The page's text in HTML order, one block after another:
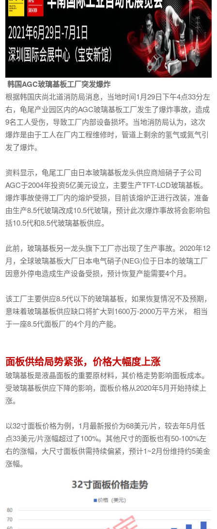
韩国AGC玻璃基板工厂突发爆炸
根据韩国庆尚北道消防局消息，当地时间1月29日下午4点33分左
右，龟尾产业园区内的AGC玻璃基板工厂发生了爆炸事故，造成
9名工人受伤，导致工厂内部设备损坏。当地消防局认为，这次
爆炸是由于工人在厂内工程维修时，管道上剩余的氢气或氮气引
发了爆炸。
资料显示，龟尾工厂由日本玻璃基板龙头供应商旭硝子子公司
AGC于2004年投资5亿美元设立，主要生产TFT-LCD玻璃基板。
爆炸事故使得工厂内的熔炉受损，目前该熔炉正进行改装，准备
由生产8.5代玻璃改成10.5代玻璃，预计此次爆炸事故将会影响包
括10.5代和8.5代玻璃基板供应。
此前，玻璃基板另一龙头旗下工厂亦出现了生产事故。2020年12
月，全球玻璃基板大厂日本电气硝子(NEG)位于日本的玻璃工厂
因意外停电造成生产设备受损，预计恢复产能需要4个月。
该工厂主要供应8.5代以下的玻璃基板，如果恢复情况不及预期，
意味着玻璃基板供应缺口将扩大到1600万-2000万平方米， 相当
于一座8.5代面板厂的4个月的产能。
面板供给局势紧张，价格大幅度上涨
玻璃基板是液晶面板的重要原材料，其价格走势影响面板成本。
受玻璃基板供应下降的影响，面板价格从2020年5月开始持续上
涨。
以32寸面板价格为例，1月最新报价为68美元/片，较去年5月低
点33美元/片涨幅超过了100%。其他尺寸的面板也有50-100%左
右的涨幅，大尺寸面板供需持续偏紧，预计1~2月份维持约5美金
涨幅。